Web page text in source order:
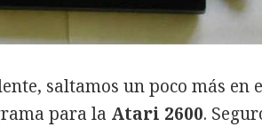
saltamos un poco más en
para la Atari 2600.